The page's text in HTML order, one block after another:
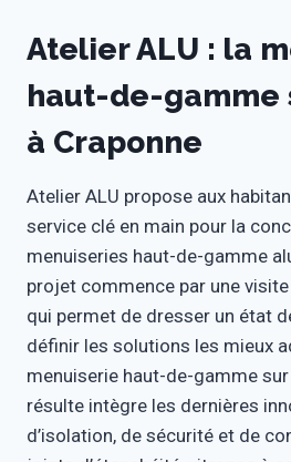
Atelier ALU : la
haut-de-gamme
à Craponne
Atelier ALU propose aux
service clé en main pour la
menuiseries haut-de-gamme
projet commence par une
qui permet de dresser un état
définir les solutions les mieux
menuiserie haut-de-gamme
résulte intègre les dernières
d’isolation, de sécurité et de